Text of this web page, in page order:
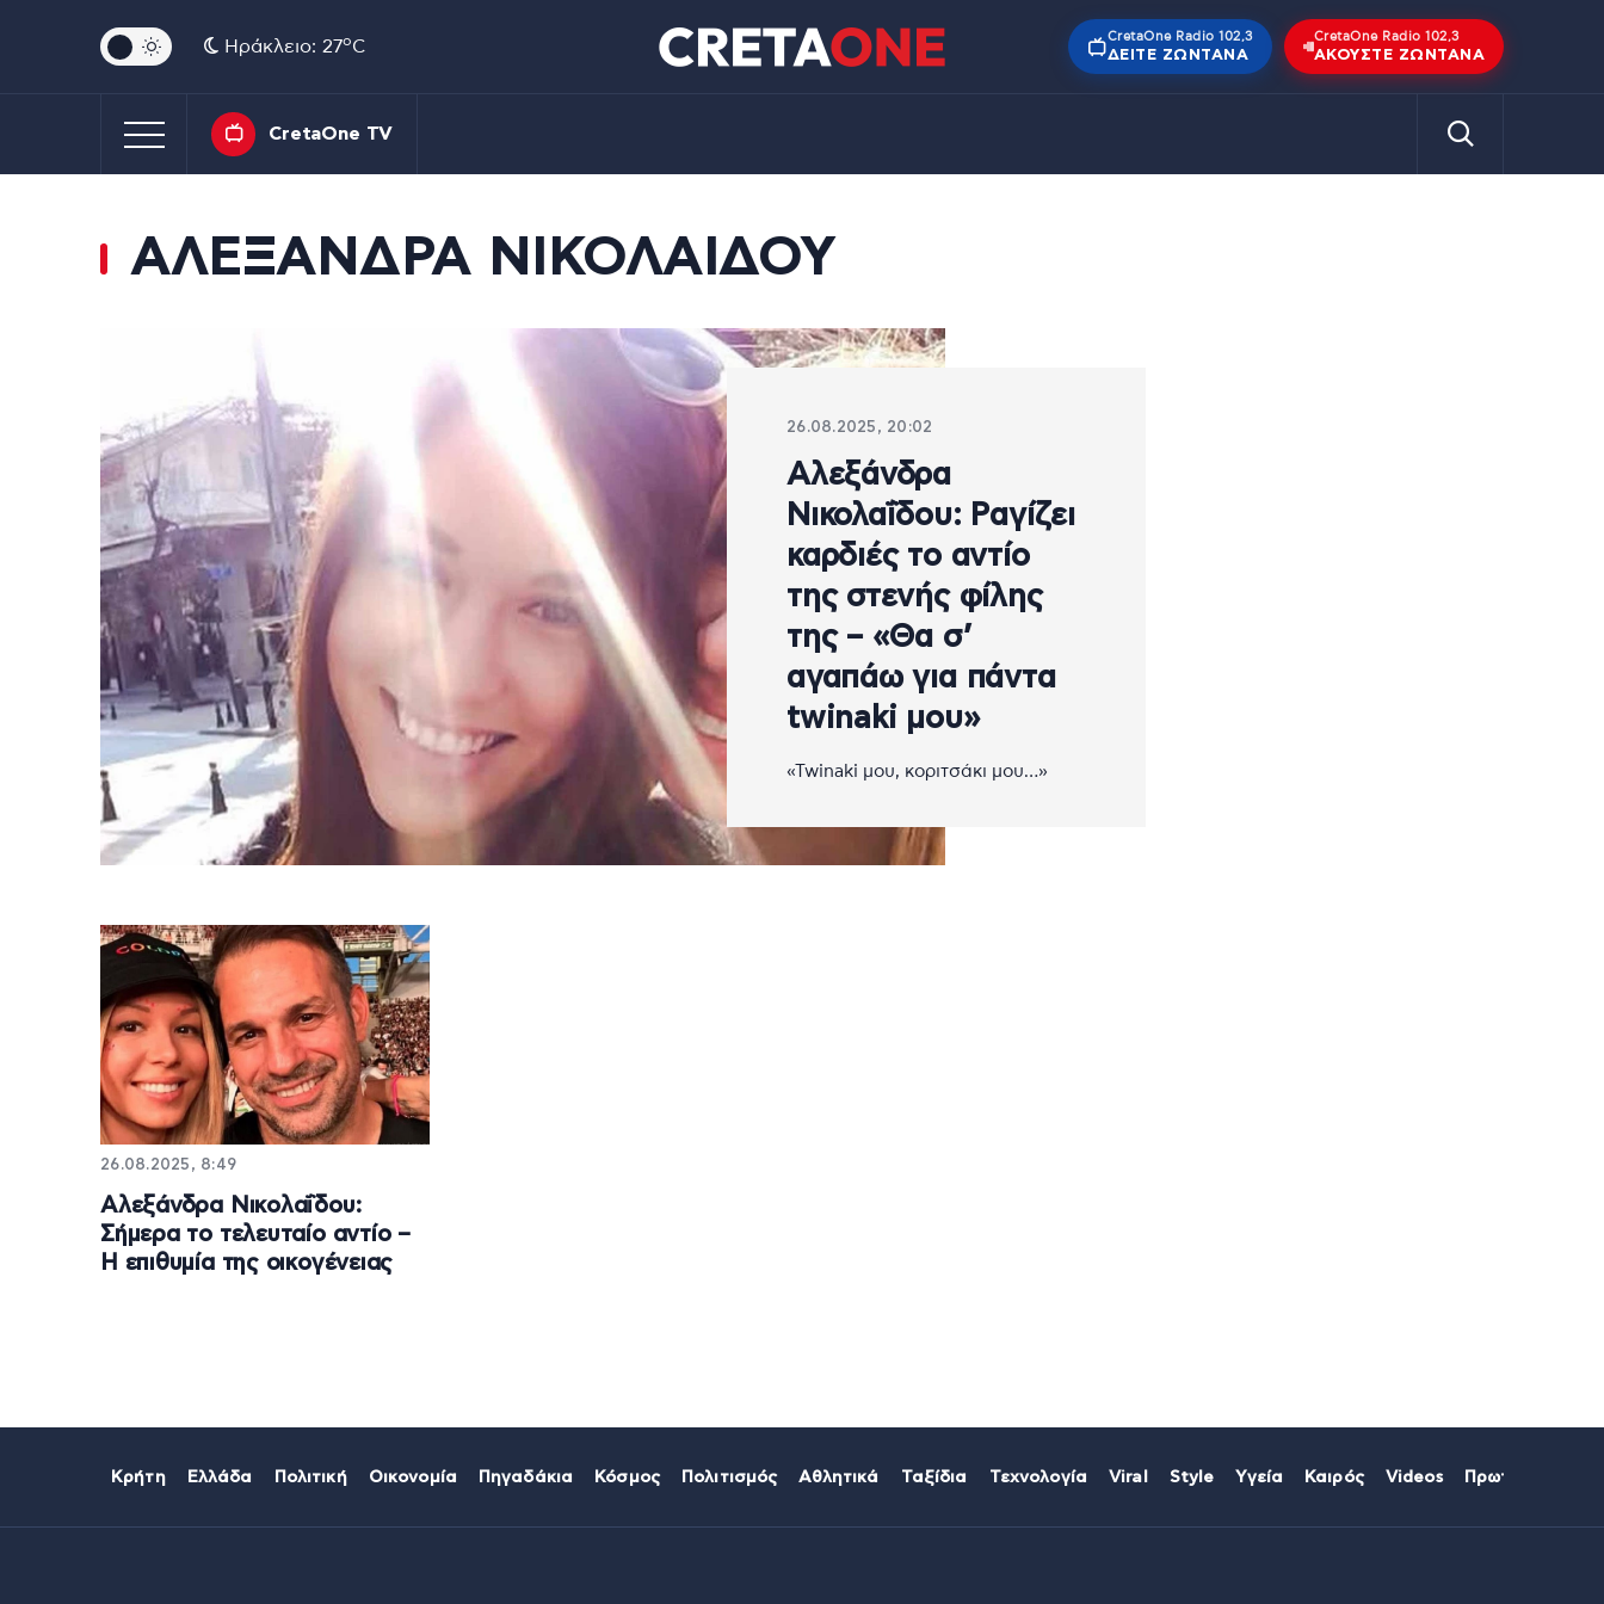
Ηράκλειο: 27oC
CretaOne Radio 102,3
ΔΕΊΤΕ ΖΩΝΤΑΝΆ
CretaOne Radio 102,3
ΑΚΟΎΣΤΕ ΖΩΝΤΑΝΆ
CretaOne TV
ΑΛΕΞΑΝΔΡΑ ΝΙΚΟΛΑΙΔΟΥ
26.08.2025, 20:02
Αλεξάνδρα
Νικολαΐδου: Ραγίζει
καρδιές το αντίο
της στενής φίλης
της – «Θα σ’
αγαπάω για πάντα
twinaki μου»
«Twinaki μου, κοριτσάκι μου…»
26.08.2025, 8:49
Αλεξάνδρα Νικολαΐδου:
Σήμερα το τελευταίο αντίο –
Η επιθυμία της οικογένειας
Κρήτη Ελλάδα Πολιτική Οικονομία Πηγαδάκια Κόσμος Πολιτισμός Αθλητικά Ταξίδια Τεχνολογία Viral Style Υγεία Καιρός Videos Πρωτοσέλιδα